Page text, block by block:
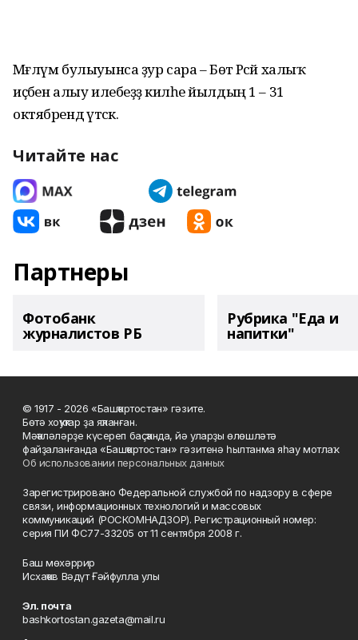
Мәғлүм булыуынса ҙур сара – Бөтә Рәсәй халыҡ
иҫәбен алыу илебеҙҙә киләһе йылдың 1 – 31
октябрендә үтәсәк.
Читайте нас
Партнеры
Фотобанк
журналистов РБ
Рубрика "Еда и
напитки"
© 1917 - 2026 «Башҡортостан» гәзите.
Бөтә хоҡуҡтар ҙа яҡланған.
Мәҡәләләрҙе күсереп баҫҡанда, йә уларҙы өлөшләтә
файҙаланғанда «Башҡортостан» гәзитенә һылтанма яһау мотлаҡ.
Об использовании персональных данных
Зарегистрировано Федеральной службой по надзору в сфере
связи, информационных технологий и массовых
коммуникаций (РОСКОМНАДЗОР). Регистрационный номер:
серия ПИ ФС77-33205 от 11 сентября 2008 г.
Баш мөхәррир
Исхаҡов Вәдүт Ғәйфулла улы
Эл. почта
bashkortostan.gazeta@mail.ru